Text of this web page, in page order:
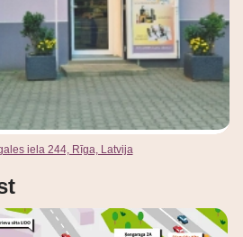
iela 244, Rīga, Latvija